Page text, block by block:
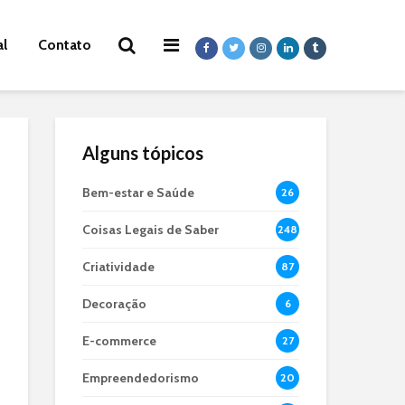
Contato
Alguns tópicos
Bem-estar e Saúde 26
Coisas Legais de Saber 248
Criatividade 87
Decoração 6
E-commerce 27
Empreendedorismo 20